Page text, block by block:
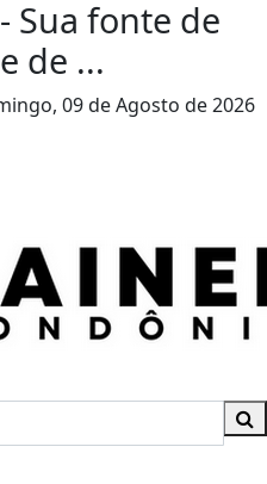
Sua fonte de
de ...
09 de Agosto de 2026